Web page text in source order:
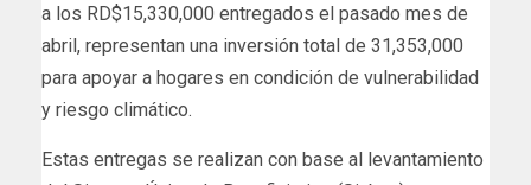
a los RD$15,330,000 entregados el pasado mes de
abril, representan una inversión total de 31,353,000
para apoyar a hogares en condición de vulnerabilidad
y riesgo climático.
Estas entregas se realizan con base al levantamiento